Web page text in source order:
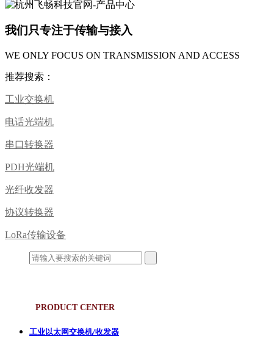
我们只专注于传输与接入
WE ONLY FOCUS ON TRANSMISSION AND ACCESS
推荐搜索：
工业交换机
电话光端机
串口转换器
PDH光端机
光纤收发器
协议转换器
LoRa传输设备
PRODUCT CENTER
工业以太网交换机/收发器